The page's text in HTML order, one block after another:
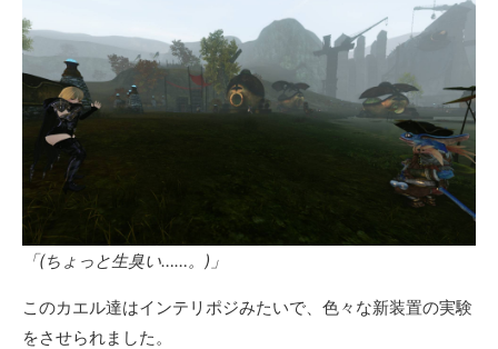
「(ちょっと生臭い……。)」
このカエル達はインテリポジみたいで、色々な新装置の実験
をさせられました。